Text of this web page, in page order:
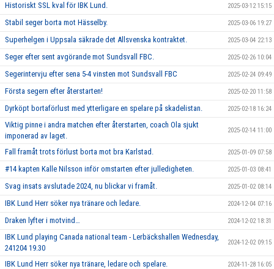
Historiskt SSL kval för IBK Lund. 2025-03-12 15:15
Stabil seger borta mot Hässelby. 2025-03-06 19:27
Superhelgen i Uppsala säkrade det Allsvenska kontraktet. 2025-03-04 22:13
Seger efter sent avgörande mot Sundsvall FBC. 2025-02-26 10:04
Segerintervju efter sena 5-4 vinsten mot Sundsvall FBC 2025-02-24 09:49
Första segern efter återstarten! 2025-02-20 11:58
Dyrköpt bortaförlust med ytterligare en spelare på skadelistan. 2025-02-18 16:24
Viktig pinne i andra matchen efter återstarten, coach Ola sjukt
imponerad av laget.
2025-02-14 11:00
Fall framåt trots förlust borta mot bra Karlstad. 2025-01-09 07:58
#14 kapten Kalle Nilsson inför omstarten efter julledigheten. 2025-01-03 08:41
Svag insats avslutade 2024, nu blickar vi framåt. 2025-01-02 08:14
IBK Lund Herr söker nya tränare och ledare. 2024-12-04 07:16
Draken lyfter i motvind… 2024-12-02 18:31
IBK Lund playing Canada national team - Lerbäckshallen Wednesday,
241204 19.30
2024-12-02 09:15
IBK Lund Herr söker nya tränare, ledare och spelare. 2024-11-28 16:05